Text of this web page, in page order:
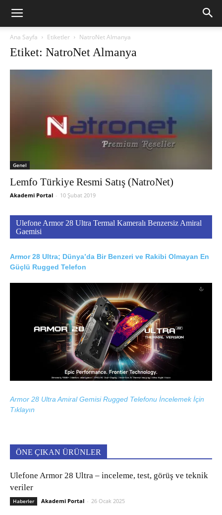
Ana Sayfa Etiketler NatroNet Almanya
Etiket: NatroNet Almanya
Genel
Lemfo Türkiye Resmi Satış (NatroNet)
Akademi Portal - 10 Şubat 2019
Ulefone Armor 28 Ultra Termal Kameralı Benzersiz Amiral
Gaemisi
Armor 28 Ultra; Dünya’da Bir Benzeri ve Rakibi Olmayan En
Güçlü Rugged Telefon
Armor 28 Ultra Amiral Gemisi Rugged Telefonu İncelemek İçin
Tıklayın
ÖNE ÇIKAN ÜRÜNLER
Ulefone Armor 28 Ultra – inceleme, test, görüş ve teknik
veriler
Haberler Akademi Portal - 26 Ocak 2025